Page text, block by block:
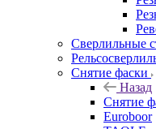
Сверлильные
Снятие фаски
Назад
Снятие
Euroboor